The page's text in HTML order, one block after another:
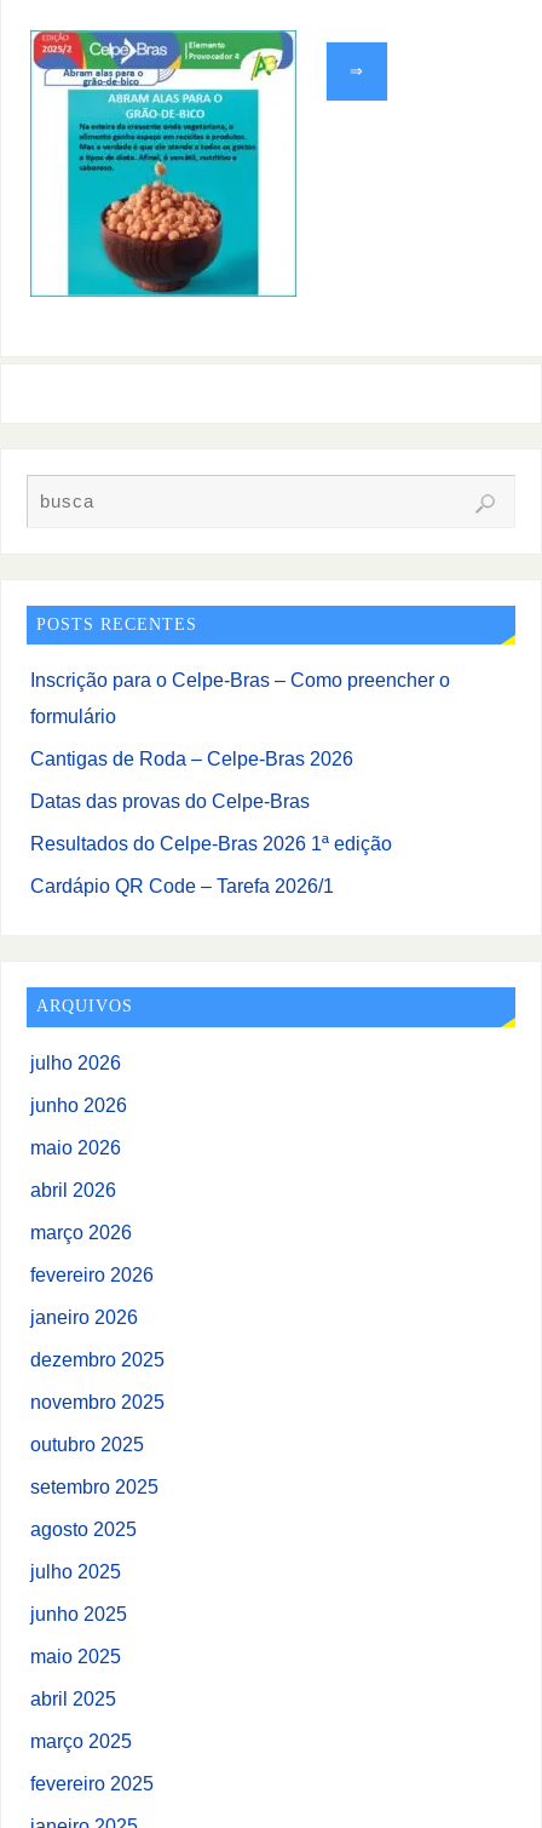
⇒
POSTS RECENTES
Inscrição para o Celpe-Bras – Como preencher o
formulário
Cantigas de Roda – Celpe-Bras 2026
Datas das provas do Celpe-Bras
Resultados do Celpe-Bras 2026 1ª edição
Cardápio QR Code – Tarefa 2026/1
ARQUIVOS
julho 2026
junho 2026
maio 2026
abril 2026
março 2026
fevereiro 2026
janeiro 2026
dezembro 2025
novembro 2025
outubro 2025
setembro 2025
agosto 2025
julho 2025
junho 2025
maio 2025
abril 2025
março 2025
fevereiro 2025